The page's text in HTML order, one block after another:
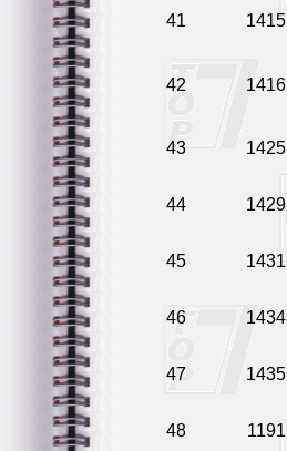
41 1415
42 1416
43 1425
44 1429
45 1431
46 1434
47 1435
48 1191